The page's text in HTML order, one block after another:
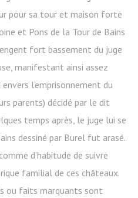
pour sa tour et maison forte
et Pons de la Tour de Bains
fort bassement du juge
manifestant ainsi assez
l’emprisonnement du
parents) décidé par le dit
temps après, le juge lui se
dessiné par Burel fut arasé.
d’habitude de suivre
familial de ces châteaux.
ou faits marquants sont